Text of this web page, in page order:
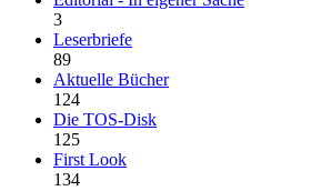
3
Leserbriefe
89
Aktuelle Bücher
124
Die TOS-Disk
125
First Look
134